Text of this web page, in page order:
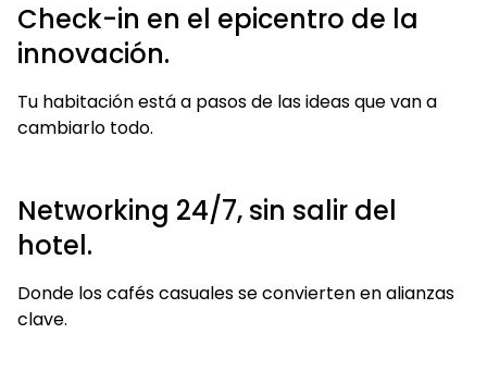
Check-in en el epicentro de la
innovación.
Tu habitación está a pasos de las ideas que van a
cambiarlo todo.
Networking 24/7, sin salir del
hotel.
Donde los cafés casuales se convierten en alianzas
clave.